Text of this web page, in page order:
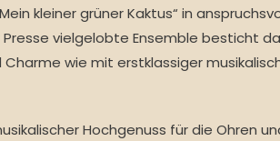
kleiner grüner Kaktus“ in
Presse vielgelobte Ensemble besticht
wie mit erstklassiger
Hochgenuss für die Ohren